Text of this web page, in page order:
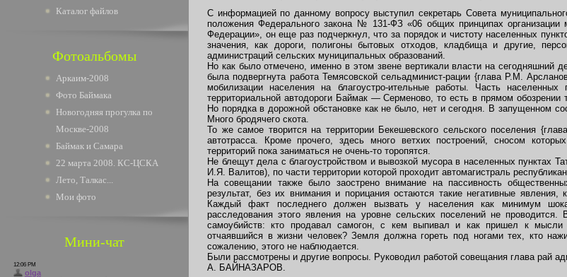
Каталог файлов
Фотоальбомы
Аркаим-2008
Фото Баймака
Новогодняя прогулка по
Москве-2008
Баймак и Самара
22 марта 2008. КС-ЦСКА
Лето, Талкас...
Мои фото
Мини-чат
С информацией по данному вопросу выступил секретарь Совета
положения Федерального закона № 131-ФЗ «06 общих принципах организации
Федерации», он еще раз подчеркнул, что за порядок и чистоту населенных
значения, как дороги, полигоны бытовых отходов, кладбища и другие,
администраций сельских муниципальных образований.
Но как было отмечено, именно в этом звене вертикали власти на сегодняшний
была подвергнута работа Темясовской сельадминист-рации {глава P.M.
мобилизации населения на благоустро-ительные работы. Часть
территориальной автодороги Баймак — Серменово, то есть в прямом обозрении
Но порядка в дорожной обстановке как не было, нет и сегодня. В запущенном
Много бродячего скота.
То же самое творится на территории Бекешевского сельского поселения
автотрасса. Кроме прочего, здесь много ветхих построений, сносом
территорий пока заниматься не очень-то торопятся.
Не блещут дела с благоустройством и вывозкой мусора в населенных пунктах
И.Я. Валитов), по части территории которой проходит автомагистраль
На совещании также было заострено внимание на пассивность
результат, без их внимания и порицания остаются такие негативные явления,
Каждый факт последнего должен вызвать у населения как минимум
расследования этого явления на уровне сельских поселений не
самоубийств: кто продавал самогон, с кем выпивал и как пришел к
отчаявшийся в жизни человек? Земля должна гореть под ногами тех, кто
сожалению, этого не наблюдается.
Были рассмотрены и другие вопросы. Руководил работой совещания глава рай
А. БАЙНАЗАРОВ.